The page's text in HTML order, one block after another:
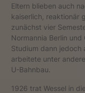
Eltern blieben auch
kaiserlich, reaktionär
zunächst vier
Normannia Berlin
Studium dann jedoch
arbeitete unter
U-Bahnbau.
1926 trat Wessel in